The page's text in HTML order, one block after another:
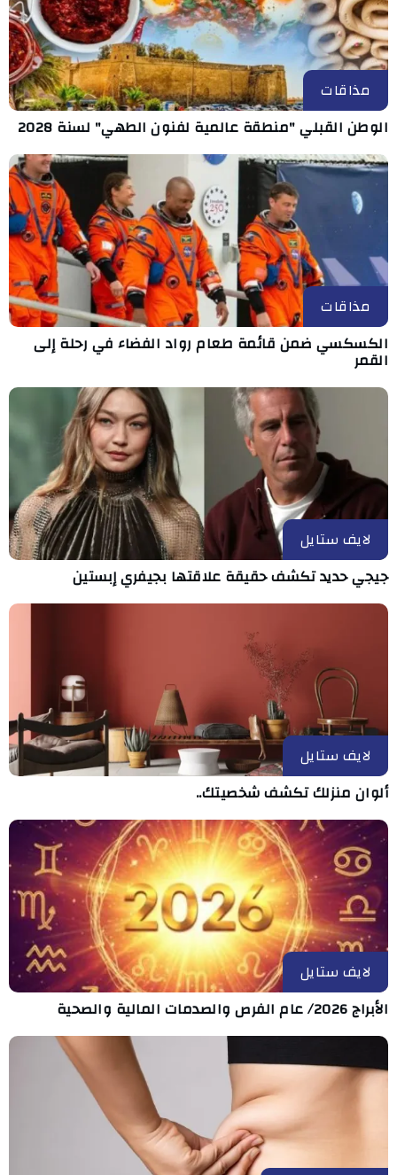
مذاقات
الوطن القبلي "منطقة عالمية لفنون الطهي" لسنة 2028
مذاقات
الكسكسي ضمن قائمة طعام رواد الفضاء في رحلة إلى
القمر
لايف ستايل
جيجي حديد تكشف حقيقة علاقتها بجيفري إبستين
لايف ستايل
ألوان منزلك تكشف شخصيتك..
لايف ستايل
الأبراج 2026/ عام الفرص والصدمات المالية والصحية